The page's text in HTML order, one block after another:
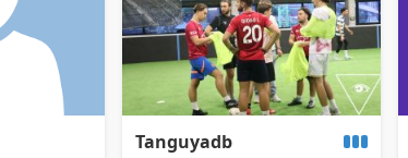
Tanguyadb